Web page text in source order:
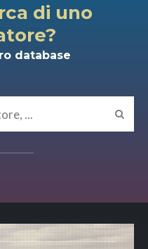
di uno
database